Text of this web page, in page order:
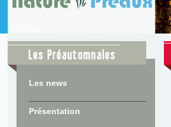
Les Préautomnales
Les news
Présentation